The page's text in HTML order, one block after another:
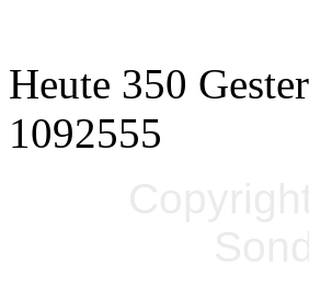
Heute 350
1092555